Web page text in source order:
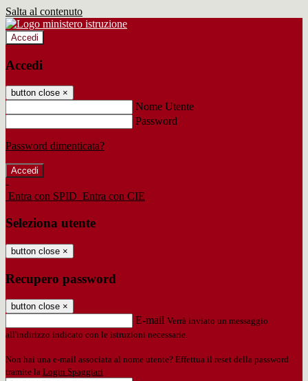
Salta al contenuto
Accedi
Accedi
button close ×
Nome Utente
Password
Password dimenticata?
-
Entra con SPID Entra con CIE
Seleziona utente
button close ×
Recupero password
button close ×
E-mail Verrà inviato un messaggio
all'indirizzo indicato con le istruzioni necessarie.
Non hai una e-mail associata al nome utente? Effettua il reset della password
tramite la Login Spaggiari